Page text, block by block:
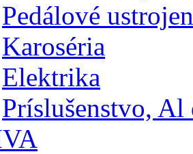
Pedálové
Karoséria
Elektrika
Príslušenstvo, Al